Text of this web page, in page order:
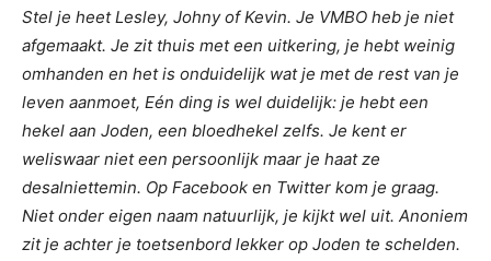
Stel je heet Lesley, Johny of Kevin. Je VMBO heb je niet
afgemaakt. Je zit thuis met een uitkering, je hebt weinig
omhanden en het is onduidelijk wat je met de rest van je
leven aanmoet, Eén ding is wel duidelijk: je hebt een
hekel aan Joden, een bloedhekel zelfs. Je kent er
weliswaar niet een persoonlijk maar je haat ze
desalniettemin. Op Facebook en Twitter kom je graag.
Niet onder eigen naam natuurlijk, je kijkt wel uit. Anoniem
zit je achter je toetsenbord lekker op Joden te schelden.